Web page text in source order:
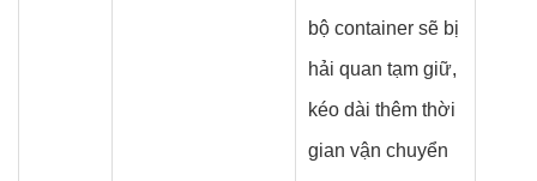
bộ container sẽ bị
hải quan tạm giữ,
kéo dài thêm thời
gian vận chuyển